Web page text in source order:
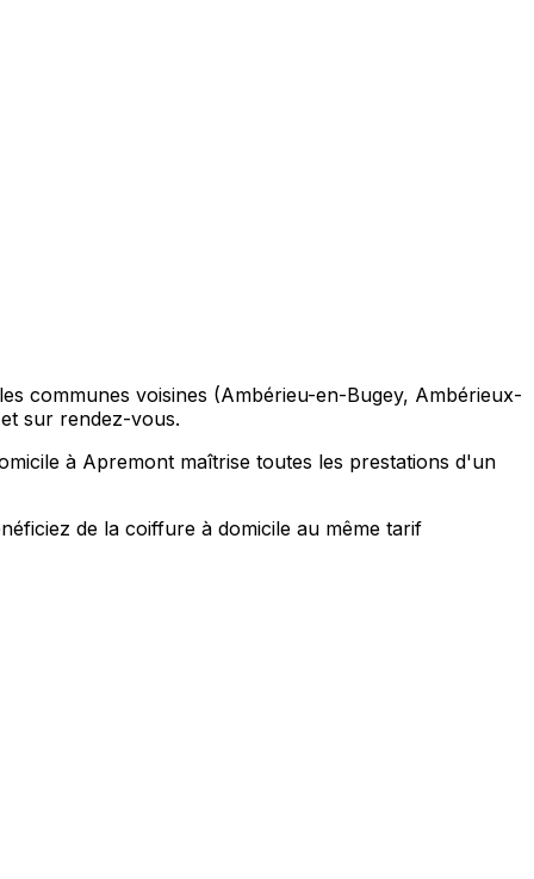
communes voisines (Ambérieu-en-Bugey, Ambérieux-
sur rendez-vous.
à Apremont maîtrise toutes les prestations d'un
de la coiffure à domicile au même tarif